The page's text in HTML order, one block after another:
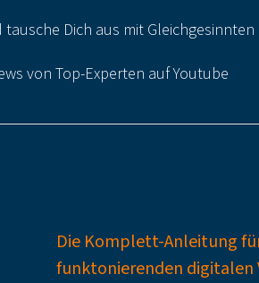
Dich aus mit Gleichgesinnten
von Top-Experten auf Youtube
Die Komplett-Anleitung
funktonierenden digitalen